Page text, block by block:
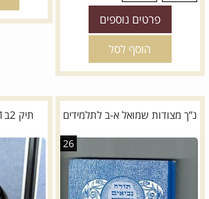
דגם:
פרטים נוספים
הוסף לסל
נ”ך מצודות שמואל א-ב לתלמידים
26
תיק 2ב1 מודן - שחור תכלת